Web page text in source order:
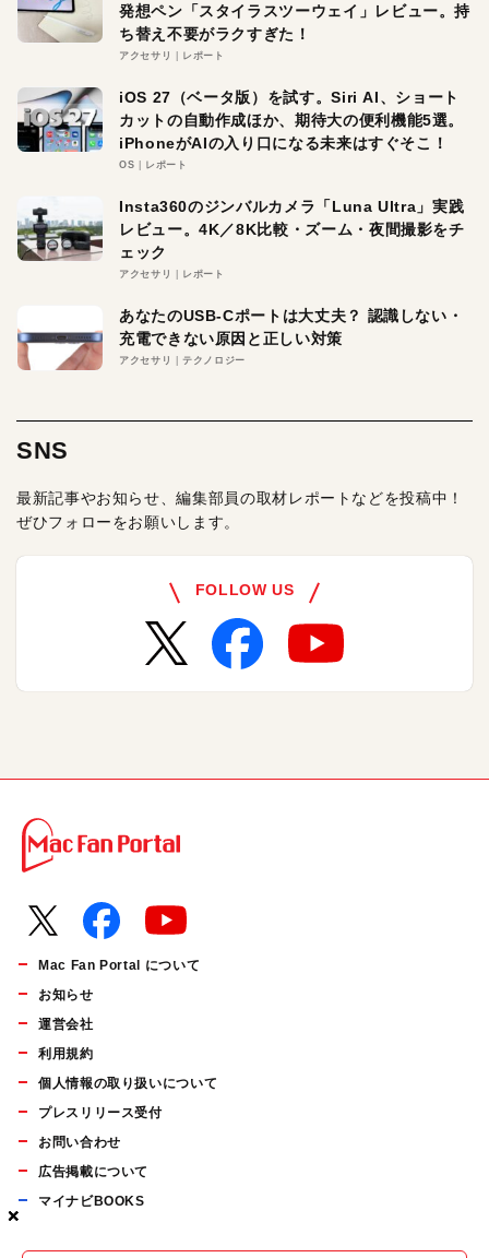
×
×
×
発想ペン「スタイラスツーウェイ」レビュー。持
ち替え不要がラクすぎた！
アクセサリ レポート
iOS 27（ベータ版）を試す。Siri AI、ショート
カットの自動作成ほか、期待大の便利機能5選。
iPhoneがAIの入り口になる未来はすぐそこ！
OS レポート
Insta360のジンバルカメラ「Luna Ultra」実践
レビュー。4K／8K比較・ズーム・夜間撮影をチ
ェック
アクセサリ レポート
あなたのUSB-Cポートは大丈夫？ 認識しない・
充電できない原因と正しい対策
アクセサリ テクノロジー
SNS
最新記事やお知らせ、編集部員の取材レポートなどを投稿中！
ぜひフォローをお願いします。
FOLLOW US
Mac Fan Portal について
お知らせ
運営会社
利用規約
個人情報の取り扱いについて
プレスリリース受付
お問い合わせ
広告掲載について
マイナビBOOKS